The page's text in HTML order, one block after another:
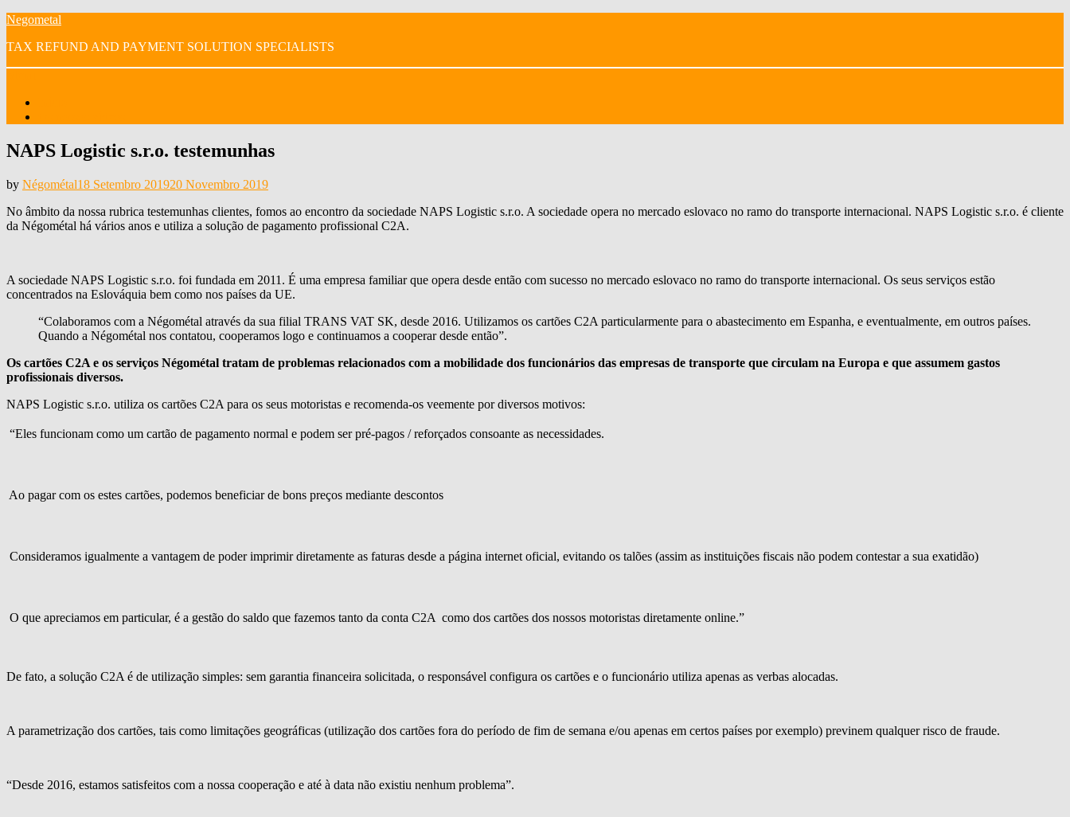
Skip
content
Negometal
TAX REFUND AND PAYMENT SOLUTION SPECIALISTS
NAPS Logistic s.r.o. testemunhas
by NégométalPosted
18 Setembro 201920 Novembro 2019
No âmbito da nossa rubrica testemunhas clientes, fomos ao encontro da sociedade NAPS Logistic s.r.o. A sociedade opera no mercado eslovaco no ramo do transporte internacional. NAPS Logistic s.r.o. é cliente
da Négométal há vários anos e utiliza a solução de pagamento profissional C2A.
A sociedade NAPS Logistic s.r.o. foi fundada em 2011. É uma empresa familiar que opera desde então com sucesso no mercado eslovaco no ramo do transporte internacional. Os seus serviços estão
concentrados na Eslováquia bem como nos países da UE.
“Colaboramos com a Négométal através da sua filial TRANS VAT SK, desde 2016. Utilizamos os cartões C2A particularmente para o abastecimento em Espanha, e eventualmente, em outros países.
Quando a Négométal nos contatou, cooperamos logo e continuamos a cooperar desde então”.
Os cartões C2A e os serviços Négométal tratam de problemas relacionados com a mobilidade dos funcionários das empresas de transporte que circulam na Europa e que assumem gastos
profissionais diversos.
NAPS Logistic s.r.o. utiliza os cartões C2A para os seus motoristas e recomenda-os veemente por diversos motivos:
 “Eles funcionam como um cartão de pagamento normal e podem ser pré-pagos / reforçados consoante as necessidades.
 Ao pagar com os estes cartões, podemos beneficiar de bons preços mediante descontos
 Consideramos igualmente a vantagem de poder imprimir diretamente as faturas desde a página internet oficial, evitando os talões (assim as instituições fiscais não podem contestar a sua exatidão)
 O que apreciamos em particular, é a gestão do saldo que fazemos tanto da conta C2A como dos cartões dos nossos motoristas diretamente online.”
De fato, a solução C2A é de utilização simples: sem garantia financeira solicitada, o responsável configura os cartões e o funcionário utiliza apenas as verbas alocadas.
A parametrização dos cartões, tais como limitações geográficas (utilização dos cartões fora do período de fim de semana e/ou apenas em certos países por exemplo) previnem qualquer risco de fraude.
“Desde 2016, estamos satisfeitos com a nossa cooperação e até à data não existiu nenhum problema”.